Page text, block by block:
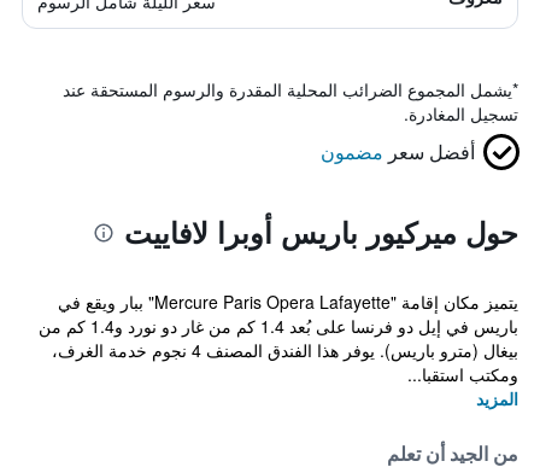
*يشمل المجموع الضرائب المحلية المقدرة والرسوم المستحقة عند
تسجيل المغادرة.
أفضل سعر مضمون
حول ميركيور باريس أوبرا لافاييت
يتميز مكان إقامة "Mercure Paris Opera Lafayette" ببار ويقع في
باريس في إيل دو فرنسا على بُعد 1.4 كم من غار دو نورد و1.4 كم من
بيغال (مترو باريس). يوفر هذا الفندق المصنف 4 نجوم خدمة الغرف،
ومكتب استقبا...
المزيد
من الجيد أن تعلم